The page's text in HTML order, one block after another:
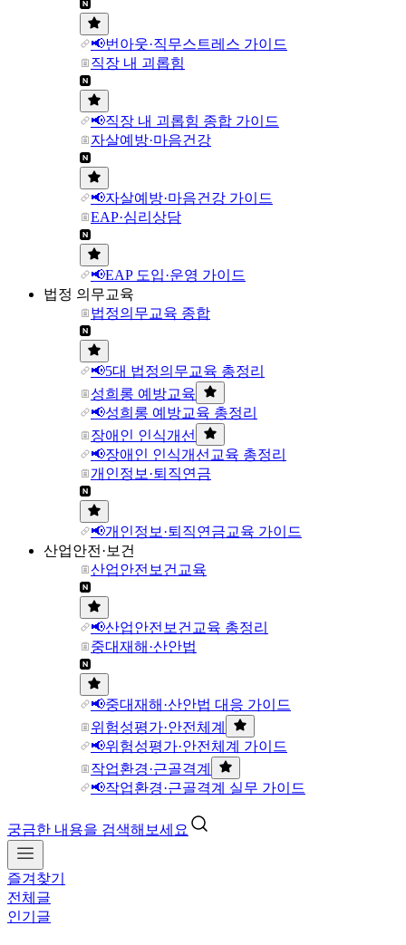
📢번아웃·직무스트레스 가이드
직장 내 괴롭힘
📢직장 내 괴롭힘 종합 가이드
자살예방·마음건강
📢자살예방·마음건강 가이드
EAP·심리상담
📢EAP 도입·운영 가이드
법정 의무교육
법정의무교육 종합
📢5대 법정의무교육 총정리
성희롱 예방교육
📢성희롱 예방교육 총정리
장애인 인식개선
📢장애인 인식개선교육 총정리
개인정보·퇴직연금
📢개인정보·퇴직연금교육 가이드
산업안전·보건
산업안전보건교육
📢산업안전보건교육 총정리
중대재해·산안법
📢중대재해·산안법 대응 가이드
위험성평가·안전체계
📢위험성평가·안전체계 가이드
작업환경·근골격계
📢작업환경·근골격계 실무 가이드
궁금한 내용을 검색해보세요
즐겨찾기
전체글
인기글